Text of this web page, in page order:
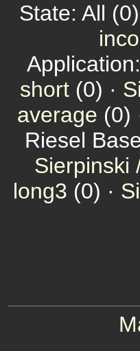
State: All (0)
Application:
short (0) ·
average (0)
Riesel
Sierpinski
long3 (0) ·